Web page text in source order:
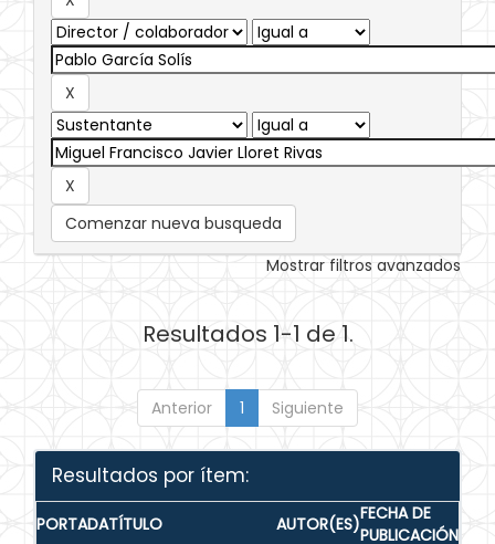
Comenzar nueva busqueda
Mostrar filtros avanzados
Resultados 1-1 de 1.
Anterior 1 Siguiente
Resultados por ítem:
PORTADATÍTULO AUTOR(ES)FECHA DE
PUBLICACIÓN